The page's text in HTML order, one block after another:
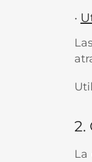
·
2.